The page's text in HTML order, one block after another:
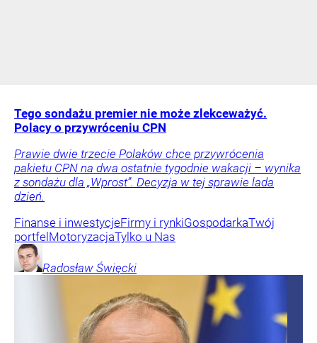
Tego sondażu premier nie może zlekceważyć.
Polacy o przywróceniu CPN
Prawie dwie trzecie Polaków chce przywrócenia
pakietu CPN na dwa ostatnie tygodnie wakacji – wynika
z sondażu dla „Wprost”. Decyzja w tej sprawie lada
dzień.
Finanse i inwestycjeFirmy i rynkiGospodarkaTwój
portfel MotoryzacjaTylko u Nas
Radosław Święcki